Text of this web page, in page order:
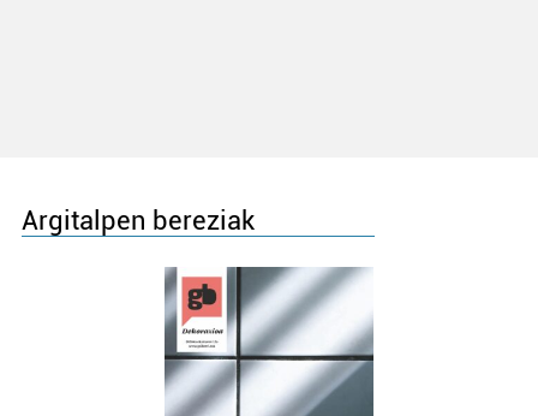
Argitalpen bereziak